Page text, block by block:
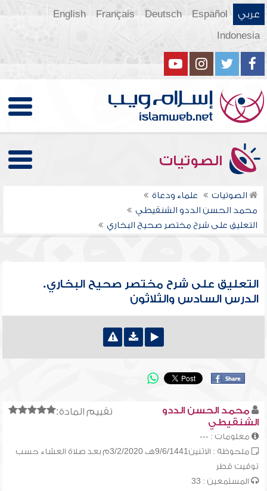
عربي Español
Deutsch
Français
English
Indonesia
الصوتيات
الصوتيات
علماء ودعاة
محمد الحسن الددو الشنقيطي
التعليق على شرح مختصر صحيح البخاري
التعليق على شرح مختصر صحيح البخاري.
الدرس السادس والثلاثون
تقييم المادة:
محمد الحسن الددو
الشنقيطي
معلومات : ---
ملحوظة : الاثنين9/6/1441هـ، 3/2/2020م بعد صلاة العشاء حسب
توقيت قطر
المستمعين : 33